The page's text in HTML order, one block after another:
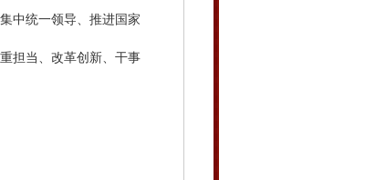
中统一领导、推进国家
担当、改革创新、干事